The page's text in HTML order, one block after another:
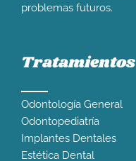
problemas futuros.
Tratamientos
Odontología General
Odontopediatría
Implantes Dentales
Estética Dental